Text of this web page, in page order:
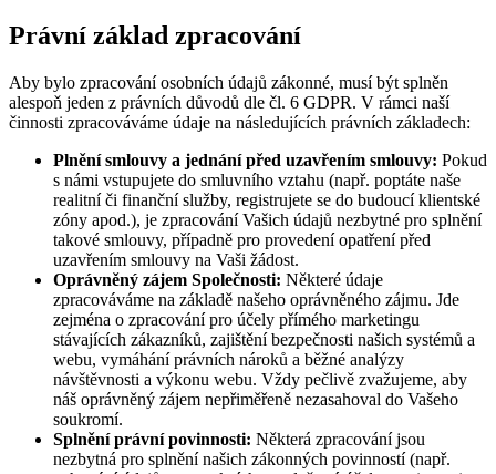
Právní základ zpracování
Aby bylo zpracování osobních údajů zákonné, musí být splněn
alespoň jeden z právních důvodů dle čl. 6 GDPR. V rámci naší
činnosti zpracováváme údaje na následujících právních základech:
Plnění smlouvy a jednání před uzavřením smlouvy: Pokud
s námi vstupujete do smluvního vztahu (např. poptáte naše
realitní či finanční služby, registrujete se do budoucí klientské
zóny apod.), je zpracování Vašich údajů nezbytné pro splnění
takové smlouvy, případně pro provedení opatření před
uzavřením smlouvy na Vaši žádost.
Oprávněný zájem Společnosti: Některé údaje
zpracováváme na základě našeho oprávněného zájmu. Jde
zejména o zpracování pro účely přímého marketingu
stávajících zákazníků, zajištění bezpečnosti našich systémů a
webu, vymáhání právních nároků a běžné analýzy
návštěvnosti a výkonu webu. Vždy pečlivě zvažujeme, aby
náš oprávněný zájem nepřiměřeně nezasahoval do Vašeho
soukromí.
Splnění právní povinnosti: Některá zpracování jsou
nezbytná pro splnění našich zákonných povinností (např.